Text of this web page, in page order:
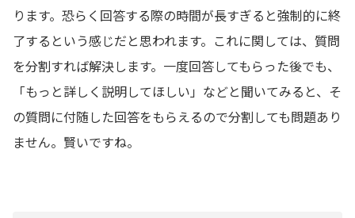
ります。恐らく回答する際の時間が長すぎると強制的に終
了するという感じだと思われます。これに関しては、質問
を分割すれば解決します。一度回答してもらった後でも、
「もっと詳しく説明してほしい」などと聞いてみると、そ
の質問に付随した回答をもらえるので分割しても問題あり
ません。賢いですね。